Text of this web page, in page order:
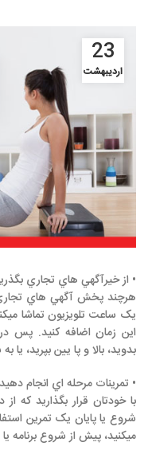
23
اردیبهشت
• از خيرآگهي هاي تجاري
هرچند پخش آگهي هاي تجاري
یک ساعت تلويزيون تماشا
اين زمان اضافه كنيد. پس
بدويد، بالا و پا يين بپريد،
• تمرينات مرحله اي انجام دهيد
با خودتان قرار بگذاريد كه
شروع يا پايان یک تمرين
ميكنيد، پيش از شروع برنامه يا